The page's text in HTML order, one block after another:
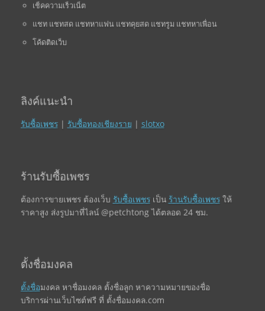
เช็คความเร็วเน็ต
แชท แชทสด แชทหาแฟน แชทคุยสด แชทรูม แชทหาเพื่อน
โค้ดติดเว็บ
ลิงค์แนะนำ
รับซื้อเพชร| รับซื้อทองเชียงราย | slotxo
ร้านรับซื้อเพชร
ต้องการขายเพชร ต้องเว็บ รับซื้อเพชรเป็น ร้านรับซื้อเพชรให้
ราคาสูง ส่งรูปมาที่ไลน์ @petchtong ได้ตลอด 24 ชม.
ตั้งชื่อมงคล
ตั้งชื่อมงคล หาชื่อมงคล ตั้งชื่อลูก หาความหมายของชื่อ
บริการผ่านเว็บไซต์ฟรี ที่ ตั้งชื่อมงคล.com